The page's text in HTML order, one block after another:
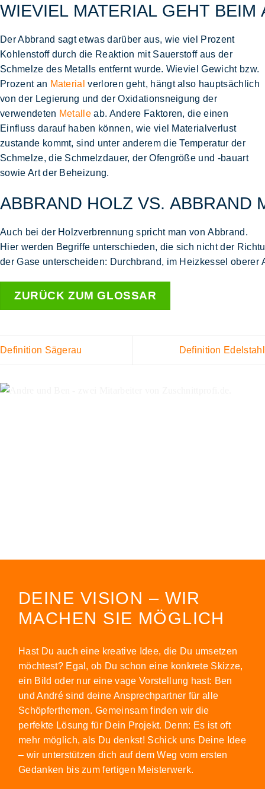
WIEVIEL MATERIAL GEHT BEIM
Der Abbrand sagt etwas darüber aus, wie viel Prozent
Kohlenstoff durch die Reaktion mit Sauerstoff aus der
Schmelze des Metalls entfernt wurde. Wieviel Gewicht bzw.
Prozent an Materialverloren geht, hängt also hauptsächlich
von der Legierung und der Oxidationsneigung der
verwendeten Metalleab. Andere Faktoren, die einen
Einfluss darauf haben können, wie viel Materialverlust
zustande kommt, sind unter anderem die Temperatur der
Schmelze, die Schmelzdauer, der Ofengröße und -bauart
sowie Art der Beheizung.
ABBRAND HOLZ VS. ABBRAND
Auch bei der Holzverbrennung spricht man von Abbrand.
Hier werden Begriffe unterschieden, die sich nicht der
der Gase unterscheiden: Durchbrand, im Heizkessel
ZURÜCK ZUM GLOSSAR
Definition Sägerau Definition Edelstahl
DEINE VISION – WIR
MACHEN SIE MÖGLICH
Hast Du auch eine kreative Idee, die Du umsetzen
möchtest? Egal, ob Du schon eine konkrete Skizze,
ein Bild oder nur eine vage Vorstellung hast: Ben
und André sind deine Ansprechpartner für alle
Schöpferthemen. Gemeinsam finden wir die
perfekte Lösung für Dein Projekt. Denn: Es ist oft
mehr möglich, als Du denkst! Schick uns Deine Idee
– wir unterstützen dich auf dem Weg vom ersten
Gedanken bis zum fertigen Meisterwerk.